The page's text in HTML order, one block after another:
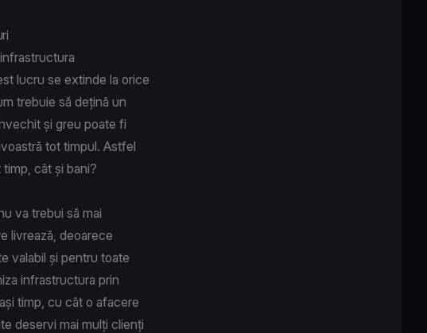
lucru se extinde la orice
trebuie să dețină un
și greu poate fi
tot timpul. Astfel
timp, cât și bani?
va trebui să mai
livrează, deoarece
valabil și pentru toate
infrastructura prin
timp, cu cât o afacere
deservi mai mulți clienți